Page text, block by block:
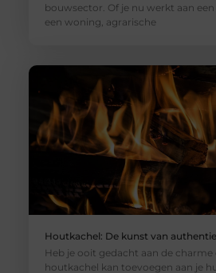
bouwsector. Of je nu werkt aan
een woning, agrarische
Houtkachel: De kunst van
Heb je ooit gedacht aan de
houtkachel kan toevoegen aan je